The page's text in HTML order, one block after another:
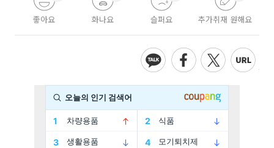
좋아요 화나요 슬퍼요 추가취재 원해요